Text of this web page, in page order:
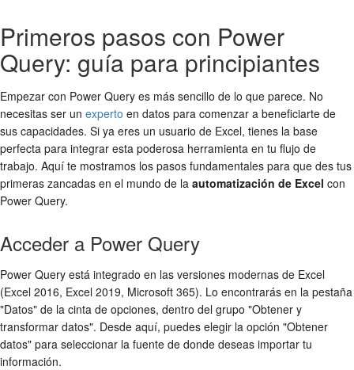
Primeros pasos con Power
Query: guía para principiantes
Empezar con Power Query es más sencillo de lo que parece. No
necesitas ser un experto en datos para comenzar a beneficiarte de
sus capacidades. Si ya eres un usuario de Excel, tienes la base
perfecta para integrar esta poderosa herramienta en tu flujo de
trabajo. Aquí te mostramos los pasos fundamentales para que des tus
primeras zancadas en el mundo de la automatización de Excel con
Power Query.
Acceder a Power Query
Power Query está integrado en las versiones modernas de Excel
(Excel 2016, Excel 2019, Microsoft 365). Lo encontrarás en la pestaña
"Datos" de la cinta de opciones, dentro del grupo "Obtener y
transformar datos". Desde aquí, puedes elegir la opción "Obtener
datos" para seleccionar la fuente de donde deseas importar tu
información.